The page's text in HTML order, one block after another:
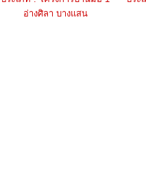
อ่างศิลา บางแสน